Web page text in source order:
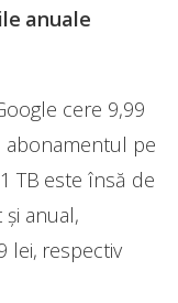
anuale
cere 9,99
abonamentul pe
TB este însă de
anual,
lei, respectiv